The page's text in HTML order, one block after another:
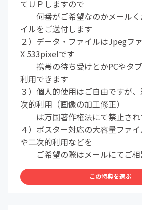
てＵＰしますので
何番がご希望なのかメールく
イルをご送付します
２）データ・ファイルはJpegフ
X 533pixelです
携帯の待ち受けとかPCやタ
利用できます
３）個人的使用はご自由ですが
次的利用（画像の加工修正）
は万国著作権法にて禁止され
４）ポスター対応の大容量ファ
や二次的利用などを
ご希望の際はメールにてご相
この特典を選ぶ